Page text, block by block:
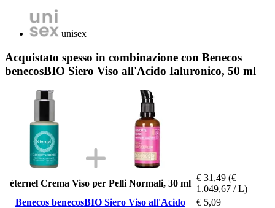
unisex
Acquistato spesso in combinazione con Benecos
benecosBIO Siero Viso all'Acido Ialuronico, 50 ml
éternel Crema Viso per Pelli Normali, 30 ml
€ 31,49 (€
1.049,67 / L)
Benecos benecosBIO Siero Viso all'Acido
€ 5,09